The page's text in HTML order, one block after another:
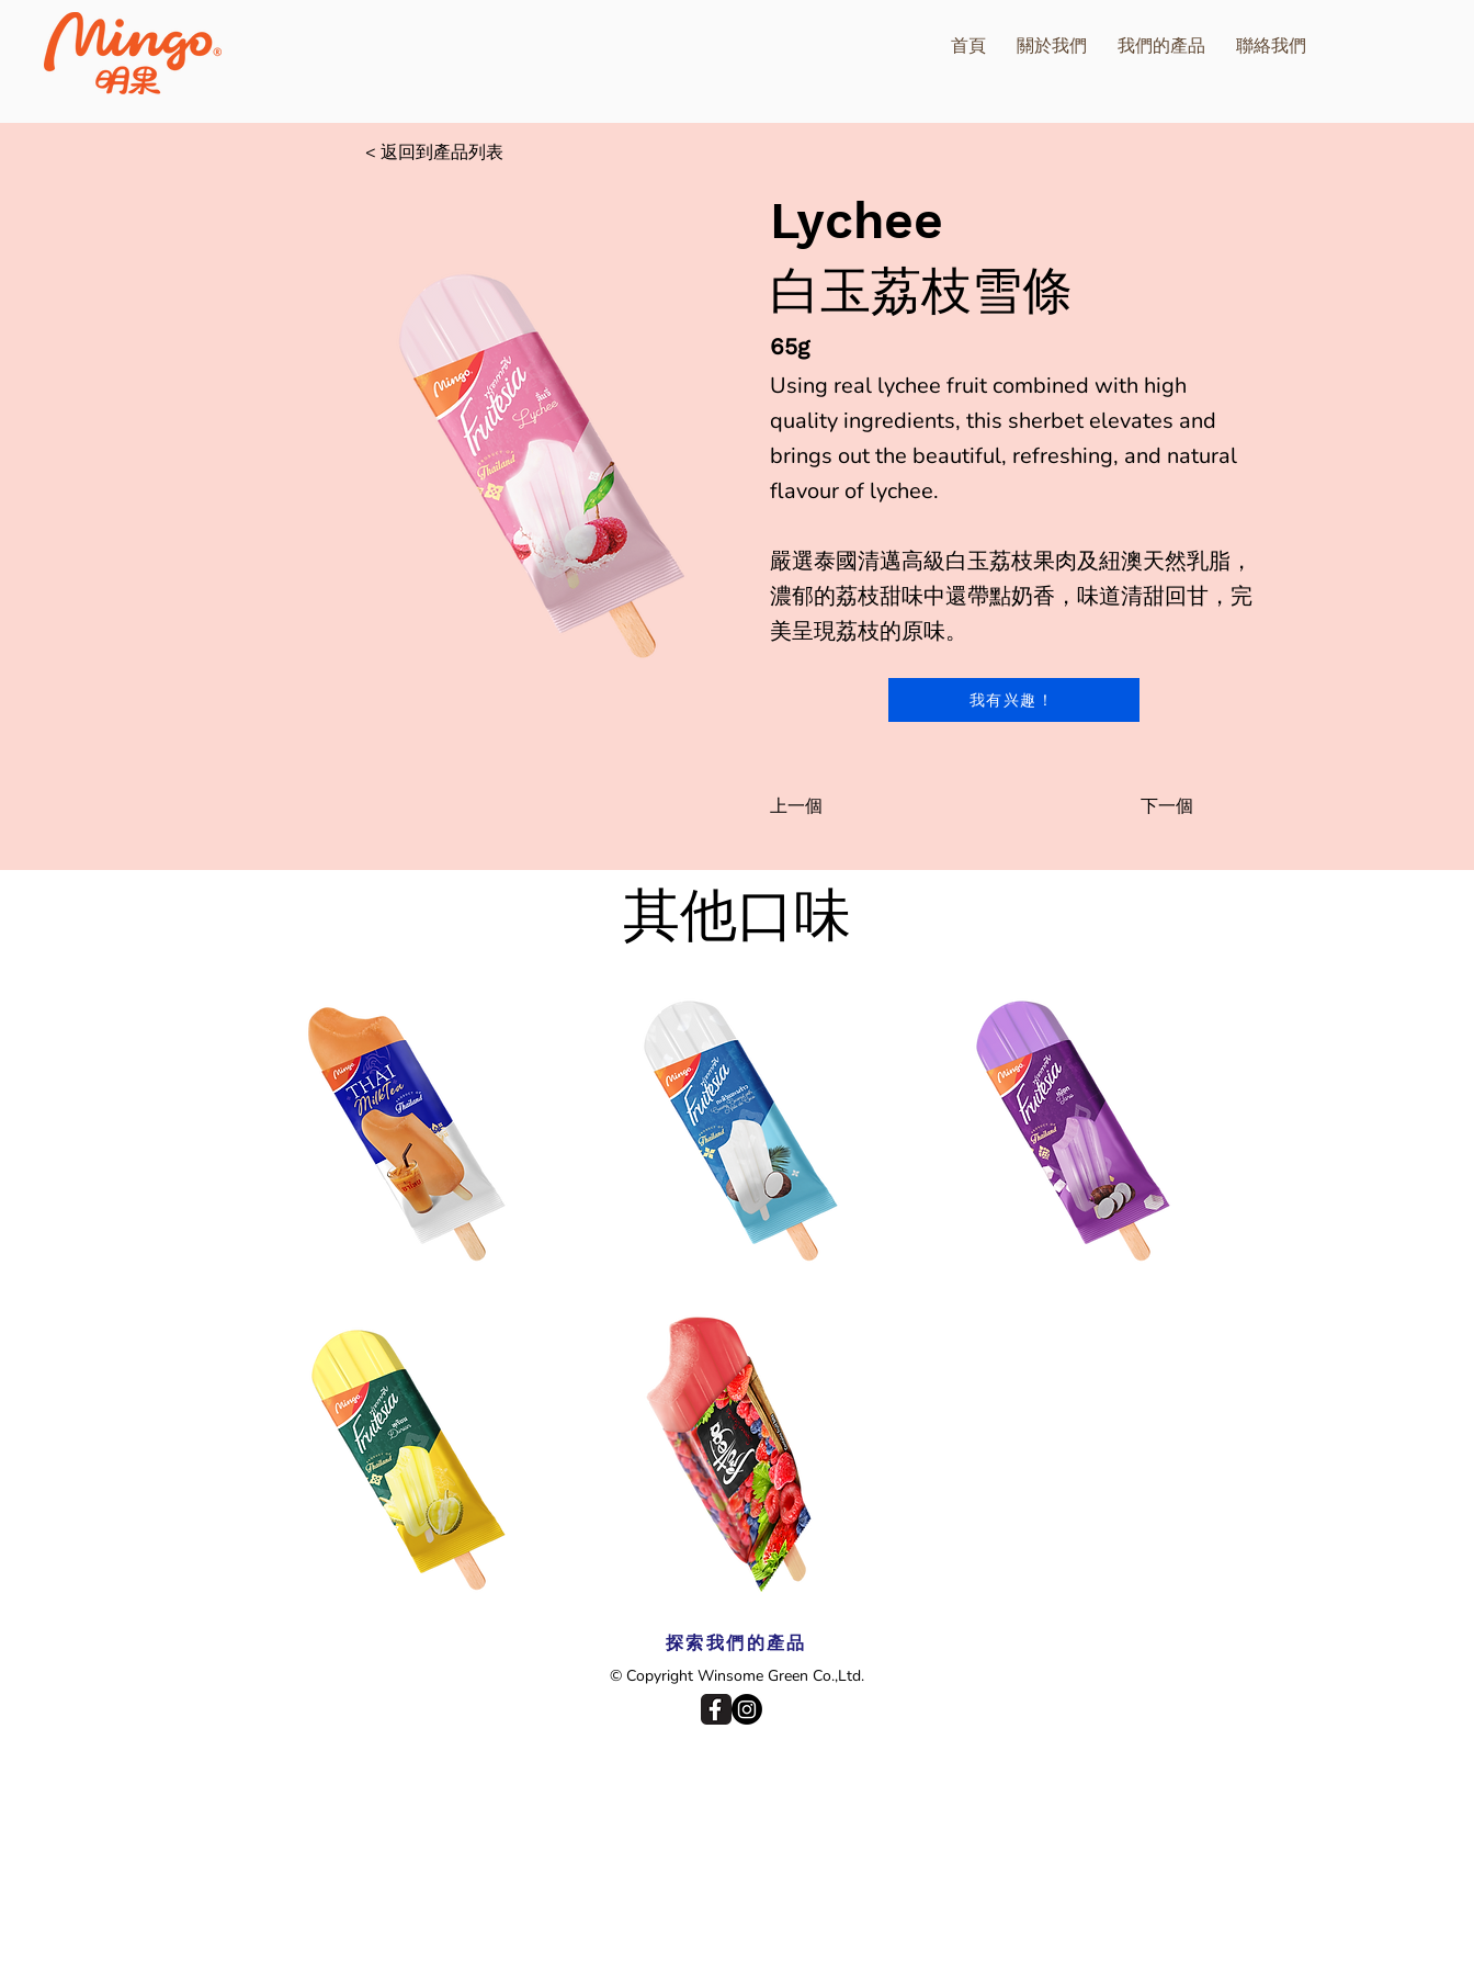
首頁 關於我們 我們的產品 聯絡我們
< 返回到產品列表
Lychee
白玉荔枝雪條
65g
Using real lychee fruit combined with high
quality ingredients, this sherbet elevates and
brings out the beautiful, refreshing, and natural
flavour of lychee.
嚴選泰國清邁高級白玉荔枝果肉及紐澳天然乳脂，
濃郁的荔枝甜味中還帶點奶香，味道清甜回甘，完
美呈現荔枝的原味。
我有兴趣！
上一個 下一個
其他口味
探索我們的產品
© Copyright Winsome Green Co.,Ltd.